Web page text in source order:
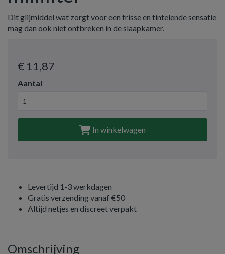
Dit glijmiddel wat zorgt voor een frisse en tintelende sensatie
mag dan ook niet ontbreken in de slaapkamer.
€ 11,87
Aantal
In winkelwagen
Levertijd 1-3 werkdagen
Gratis verzending vanaf €50
Altijd netjes en discreet verpakt
Omschrijving